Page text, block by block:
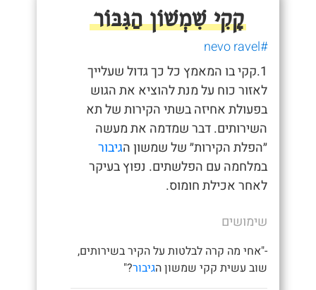
קָקִי שִׁמְשׁוֹן הַגִּבּוֹר
#nevo ravel
1.קקי בו המאמץ כל כך גדול שעלייך
לאזור כוח על מנת להוציא את הגוש
בפעולת אחיזה בשתי הקירות של תא
השירותים. דבר שמדמה את מעשה
״הפלת הקירות״ של שמשון הגיבור
במלחמה עם הפלשתים. נפוץ בעיקר
לאחר אכילת חומוס.
שימושים
-"אחי מה קרה לבלטות על הקיר בשירותים,
שוב עשית קקי שמשון הגיבור?"